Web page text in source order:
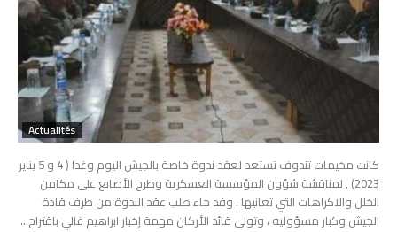
Actualités
كانت مخيمات تندوف تستعد لعقد ندوة خاصة بالجيش اليوم وغدا ( 4 و 5 يناير
2023) , لمناقشة شؤون المؤسسة العسكرية وطرح الأصابع على مكامن
الخلل والاكراهات التي تعانيها . وقد جاء طلب عقد الندوة من طرف قادة
الجيش وكبار مسؤوليه ، وتولى قائد الأركان مهمة إخبار ابراهيم غالي باقتراح…